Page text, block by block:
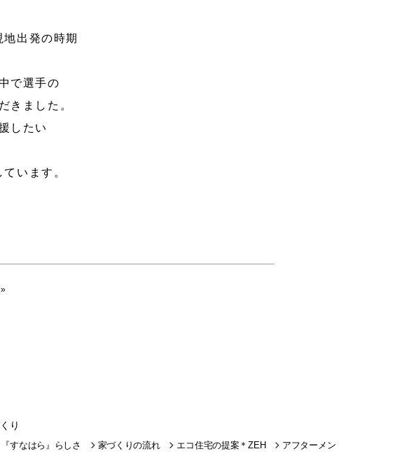
出発の時期
で選手の
きました。
したい
います。
»
り
『すなはら』らしさ 家づくりの流れ エコ住宅の提案＊ZEH
アフターメン